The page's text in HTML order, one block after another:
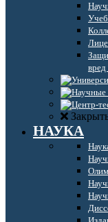
НАУКА